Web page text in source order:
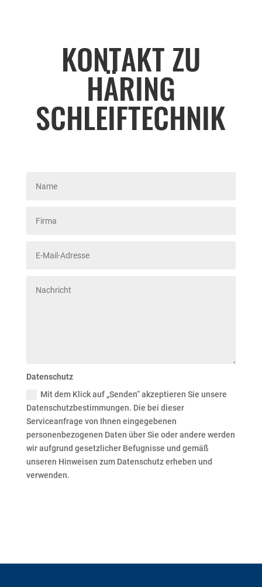
KONTAKT ZU
HÄRING
SCHLEIFTECHNIK
Datenschutz
Mit dem Klick auf „Senden“ akzeptieren Sie unsere
Datenschutzbestimmungen. Die bei dieser
Serviceanfrage von Ihnen eingegebenen
personenbezogenen Daten über Sie oder andere werden
wir aufgrund gesetzlicher Befugnisse und gemäß
unseren Hinweisen zum Datenschutz erheben und
verwenden.